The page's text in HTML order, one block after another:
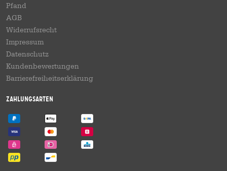
Pfand
AGB
Widerrufsrecht
Impressum
Datenschutz
Kundenbewertungen
Barrierefreiheitserklärung
Zahlungsarten